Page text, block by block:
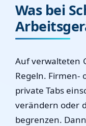
Was bei
Auf verwalteten
Regeln. Firmen-
private Tabs
verändern oder
begrenzen.